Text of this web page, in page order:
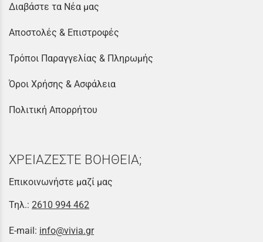
Διαβάστε τα Νέα μας
Αποστολές & Επιστροφές
Τρόποι Παραγγελίας & Πληρωμής
Όροι Χρήσης & Ασφάλεια
Πολιτική Απορρήτου
ΧΡΕΙΑΖΕΣΤΕ ΒΟΗΘΕΙΑ;
Επικοινωνήστε μαζί μας
Τηλ.: 2610 994 462
E-mail: info@vivia.gr